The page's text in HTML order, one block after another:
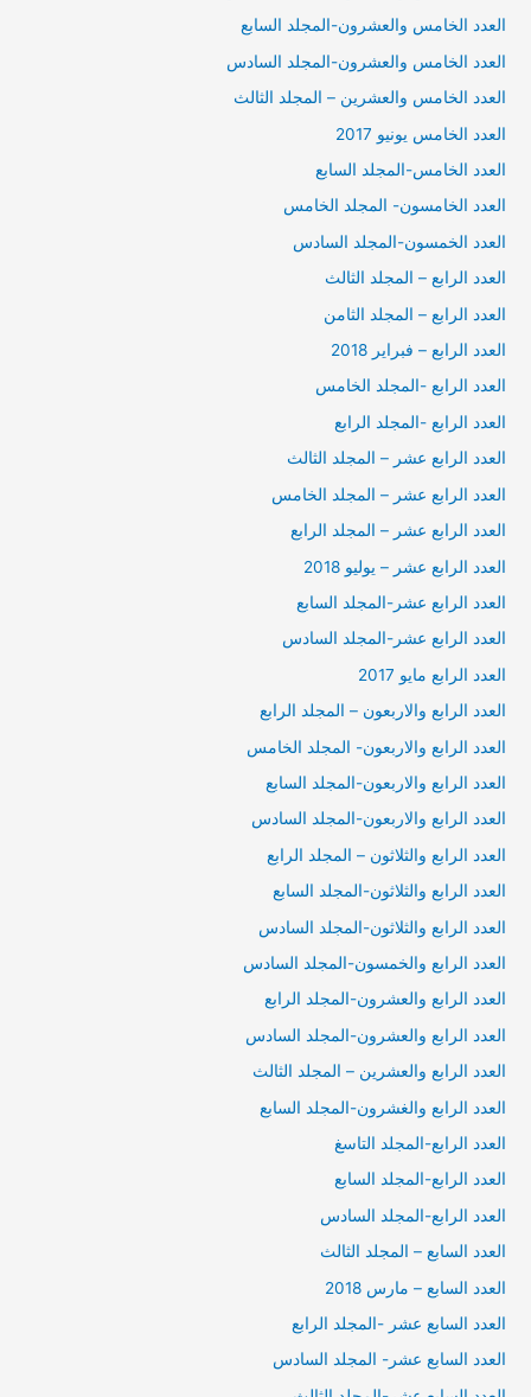
العدد الخامس والعشرون-المجلد السابع
العدد الخامس والعشرون-المجلد السادس
العدد الخامس والعشرين – المجلد الثالث
العدد الخامس يونيو 2017
العدد الخامس-المجلد السابع
العدد الخامسون- المجلد الخامس
العدد الخمسون-المجلد السادس
العدد الرابع – المجلد الثالث
العدد الرابع – المجلد الثامن
العدد الرابع – فبراير 2018
العدد الرابع -المجلد الخامس
العدد الرابع -المجلد الرابع
العدد الرابع عشر – المجلد الثالث
العدد الرابع عشر – المجلد الخامس
العدد الرابع عشر – المجلد الرابع
العدد الرابع عشر – يوليو 2018
العدد الرابع عشر-المجلد السابع
العدد الرابع عشر-المجلد السادس
العدد الرابع مايو 2017
العدد الرابع والاربعون – المجلد الرابع
العدد الرابع والاربعون- المجلد الخامس
العدد الرابع والاربعون-المجلد السابع
العدد الرابع والاربعون-المجلد السادس
العدد الرابع والثلاثون – المجلد الرابع
العدد الرابع والثلاثون-المجلد السابع
العدد الرابع والثلاثون-المجلد السادس
العدد الرابع والخمسون-المجلد السادس
العدد الرابع والعشرون-المجلد الرابع
العدد الرابع والعشرون-المجلد السادس
العدد الرابع والعشرين – المجلد الثالث
العدد الرابع والغشرون-المجلد السابع
العدد الرابع-المجلد التاسغ
العدد الرابع-المجلد السابع
العدد الرابع-المجلد السادس
العدد السابع – المجلد الثالث
العدد السابع – مارس 2018
العدد السابع عشر -المجلد الرابع
العدد السابع عشر- المجلد السادس